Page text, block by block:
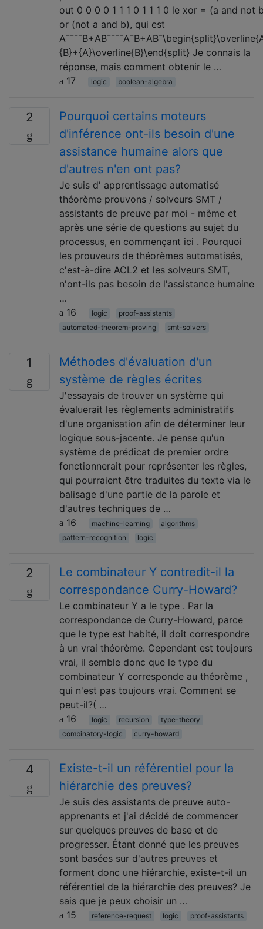
out 0 0 0 0 1 1 1 0 1 1 1 0 le xor = (a and not
or (not a and b), qui est
{B}+{A}\overline{B}\end{split} Je connais la
réponse, mais comment obtenir le …
17
logic boolean-algebra
2
Pourquoi certains moteurs
d'inférence ont-ils besoin d'une
assistance humaine alors que
d'autres n'en ont pas?
Je suis d' apprentissage automatisé
théorème prouvons / solveurs SMT /
assistants de preuve par moi - même et
après une série de questions au sujet du
processus, en commençant ici . Pourquoi
les prouveurs de théorèmes automatisés,
c'est-à-dire ACL2 et les solveurs SMT,
n'ont-ils pas besoin de l'assistance humaine
…
16
logic
proof-assistants
automated-theorem-proving
smt-solvers
1
Méthodes d'évaluation d'un
système de règles écrites
J'essayais de trouver un système qui
évaluerait les règlements administratifs
d'une organisation afin de déterminer leur
logique sous-jacente. Je pense qu'un
système de prédicat de premier ordre
fonctionnerait pour représenter les règles,
qui pourraient être traduites du texte via le
balisage d'une partie de la parole et
d'autres techniques de …
16
machine-learning
algorithms
pattern-recognition
logic
2
Le combinateur Y contredit-il la
correspondance Curry-Howard?
Le combinateur Y a le type . Par la
correspondance de Curry-Howard, parce
que le type est habité, il doit correspondre
à un vrai théorème. Cependant est toujours
vrai, il semble donc que le type du
combinateur Y corresponde au théorème ,
qui n'est pas toujours vrai. Comment se
peut-il?( …
16
logic recursion
type-theory
combinatory-logic
curry-howard
4
Existe-t-il un référentiel pour la
hiérarchie des preuves?
Je suis des assistants de preuve auto-
apprenants et j'ai décidé de commencer
sur quelques preuves de base et de
progresser. Étant donné que les preuves
sont basées sur d'autres preuves et
forment donc une hiérarchie, existe-t-il un
référentiel de la hiérarchie des preuves? Je
sais que je peux choisir un …
15
reference-request logic proof-assistants